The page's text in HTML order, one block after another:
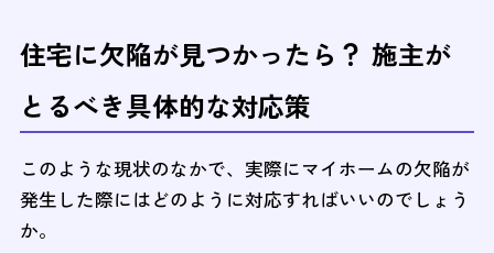
住宅に欠陥が見つかったら？ 施主が
とるべき具体的な対応策
このような現状のなかで、実際にマイホームの欠陥が
発生した際にはどのように対応すればいいのでしょう
か。